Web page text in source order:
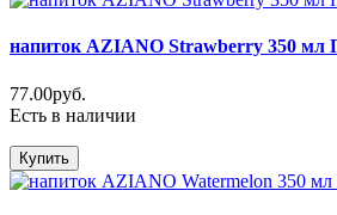
напиток AZIANO Strawberry 350 мл
77.00руб.
Есть в наличии
Купить